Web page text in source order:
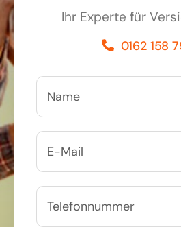
Ihr Experte für
0162 158